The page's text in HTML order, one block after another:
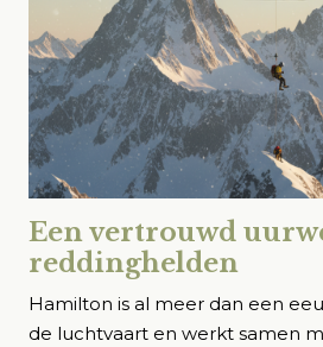
Een vertrouwd
reddinghelden
Hamilton is al meer dan een
de luchtvaart en werkt samen